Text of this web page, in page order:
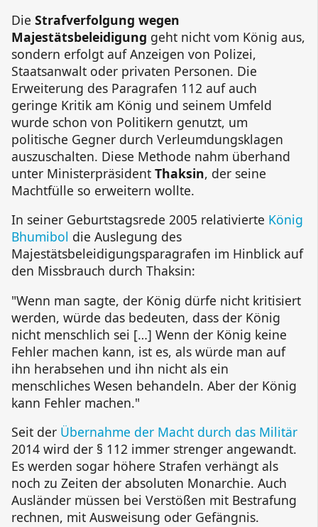
Die Strafverfolgung wegen
Majestätsbeleidigung geht nicht vom König aus,
sondern erfolgt auf Anzeigen von Polizei,
Staatsanwalt oder privaten Personen. Die
Erweiterung des Paragrafen 112 auf auch
geringe Kritik am König und seinem Umfeld
wurde schon von Politikern genutzt, um
politische Gegner durch Verleumdungsklagen
auszuschalten. Diese Methode nahm überhand
unter Ministerpräsident Thaksin, der seine
Machtfülle so erweitern wollte.
In seiner Geburtstagsrede 2005 relativierte König
Bhumibol die Auslegung des
Majestätsbeleidigungsparagrafen im Hinblick auf
den Missbrauch durch Thaksin:
"Wenn man sagte, der König dürfe nicht kritisiert
werden, würde das bedeuten, dass der König
nicht menschlich sei […] Wenn der König keine
Fehler machen kann, ist es, als würde man auf
ihn herabsehen und ihn nicht als ein
menschliches Wesen behandeln. Aber der König
kann Fehler machen."
Seit der Übernahme der Macht durch das Militär
2014 wird der § 112 immer strenger angewandt.
Es werden sogar höhere Strafen verhängt als
noch zu Zeiten der absoluten Monarchie. Auch
Ausländer müssen bei Verstößen mit Bestrafung
rechnen, mit Ausweisung oder Gefängnis.